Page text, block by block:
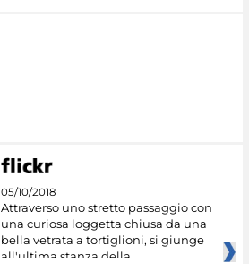
05/10/2018
Attraverso uno stretto passaggio con
una curiosa loggetta chiusa da una
bella vetrata a tortiglioni, si giunge
all'ultima stanza della